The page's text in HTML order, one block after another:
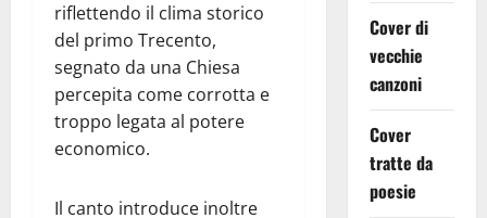
riflettendo il clima storico
del primo Trecento,
segnato da una Chiesa
percepita come corrotta e
troppo legata al potere
economico.
Il canto introduce inoltre
Cover di
vecchie
canzoni
Cover
tratte da
poesie